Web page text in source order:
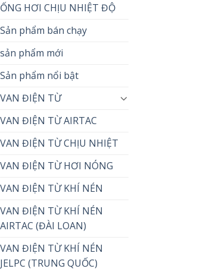
ỐNG HƠI CHỊU NHIỆT ĐỘ
Sản phẩm bán chạy
sản phẩm mới
Sản phẩm nổi bật
VAN ĐIỆN TỪ
VAN ĐIỆN TỪ AIRTAC
VAN ĐIỆN TỪ CHỊU NHIỆT
VAN ĐIỆN TỪ HƠI NÓNG
VAN ĐIỆN TỪ KHÍ NÉN
VAN ĐIỆN TỪ KHÍ NÉN
AIRTAC (ĐÀI LOAN)
VAN ĐIỆN TỪ KHÍ NÉN
JELPC (TRUNG QUỐC)